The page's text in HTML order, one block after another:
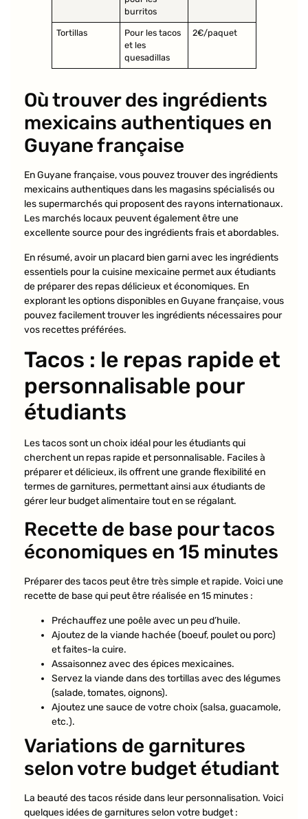
burritos
Tortillas
Pour les tacos
et les
quesadillas
2€/paquet
Où trouver des ingrédients
mexicains authentiques en
Guyane française
En Guyane française, vous pouvez trouver des ingrédients
mexicains authentiques dans les magasins spécialisés ou
les supermarchés qui proposent des rayons internationaux.
Les marchés locaux peuvent également être une
excellente source pour des ingrédients frais et abordables.
En résumé, avoir un placard bien garni avec les ingrédients
essentiels pour la cuisine mexicaine permet aux étudiants
de préparer des repas délicieux et économiques. En
explorant les options disponibles en Guyane française, vous
pouvez facilement trouver les ingrédients nécessaires pour
vos recettes préférées.
Tacos : le repas rapide et
personnalisable pour
étudiants
Les tacos sont un choix idéal pour les étudiants qui
cherchent un repas rapide et personnalisable. Faciles à
préparer et délicieux, ils offrent une grande flexibilité en
termes de garnitures, permettant ainsi aux étudiants de
gérer leur budget alimentaire tout en se régalant.
Recette de base pour tacos
économiques en 15 minutes
Préparer des tacos peut être très simple et rapide. Voici une
recette de base qui peut être réalisée en 15 minutes :
Préchauffez une poêle avec un peu d’huile.
Ajoutez de la viande hachée (boeuf, poulet ou porc)
et faites-la cuire.
Assaisonnez avec des épices mexicaines.
Servez la viande dans des tortillas avec des légumes
(salade, tomates, oignons).
Ajoutez une sauce de votre choix (salsa, guacamole,
etc.).
Variations de garnitures
selon votre budget étudiant
La beauté des tacos réside dans leur personnalisation. Voici
quelques idées de garnitures selon votre budget :